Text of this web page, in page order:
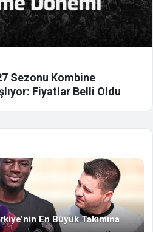
Sezonu Kombine
Fiyatlar Belli Oldu
En Büyük Takımına